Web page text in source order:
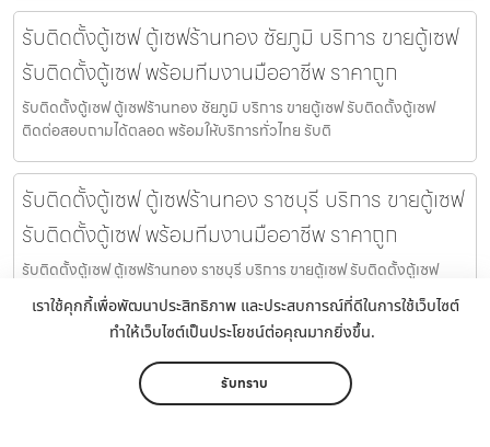
เราใช้คุกกี้เพื่อพัฒนาประสิทธิภาพ และประสบการณ์ที่ดีในการใช้เว็บไซต์
ทำให้เว็บไซต์เป็นประโยชน์ต่อคุณมากยิ่งขึ้น.
รับทราบ
รับติดตั้งตู้เซฟ ตู้เซฟร้านทอง ชัยภูมิ บริการ ขายตู้เซฟ
รับติดตั้งตู้เซฟ พร้อมทีมงานมืออาชีพ ราคาถูก
รับติดตั้งตู้เซฟ ตู้เซฟร้านทอง ชัยภูมิ บริการ ขายตู้เซฟ รับติดตั้งตู้เซฟ
ติดต่อสอบถามได้ตลอด พร้อมให้บริการทั่วไทย รับติ
รับติดตั้งตู้เซฟ ตู้เซฟร้านทอง ราชบุรี บริการ ขายตู้เซฟ
รับติดตั้งตู้เซฟ พร้อมทีมงานมืออาชีพ ราคาถูก
รับติดตั้งตู้เซฟ ตู้เซฟร้านทอง ราชบุรี บริการ ขายตู้เซฟ รับติดตั้งตู้เซฟ
ติดต่อสอบถามได้ตลอด พร้อมให้บริการทั่วไทย รับติ
ตู้นิรภัยส่วนตัวSilom บริการตู้เซฟสำหรับการเช่าตู้เซฟ
นิรภัย เพื่อใช้งานเป็นตู้นิรภัยส่วนตัวและตู้เซฟส่วนตัว ตู้